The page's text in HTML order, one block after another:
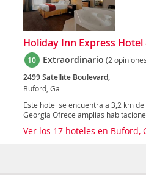
Holiday Inn Express
10 Extraordinario (2
2499 Satellite Boulevard,
Buford, Ga
Este hotel se encuentra a 3,2 km
Georgia Ofrece amplias
Ver los 17 hoteles en Buford,